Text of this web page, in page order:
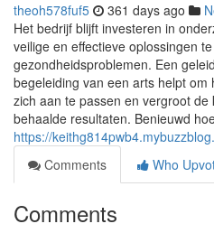
theoh578fuf5 361 days ago
Het bedrijf blijft investeren in
veilige en effectieve oplossingen
gezondheidsproblemen. Een
begeleiding van een arts helpt om
zich aan te passen en vergroot
behaalde resultaten. Benieuwd
https://
Comments
Who
Comments